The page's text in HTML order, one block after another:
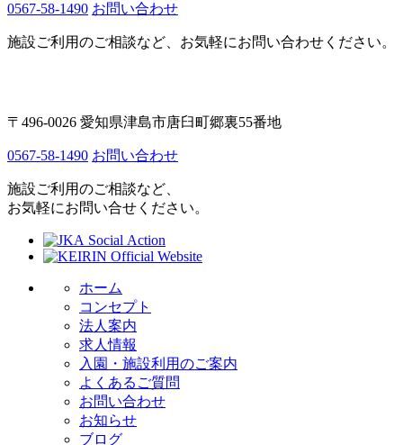
0567-58-1490 お問い合わせ
施設ご利用のご相談など、お気軽にお問い合わせください。
〒496-0026 愛知県津島市唐臼町郷裏55番地
0567-58-1490 お問い合わせ
施設ご利用のご相談など、
お気軽にお問い合せください。
ホーム
コンセプト
法人案内
求人情報
入園・施設利用のご案内
よくあるご質問
お問い合わせ
お知らせ
ブログ